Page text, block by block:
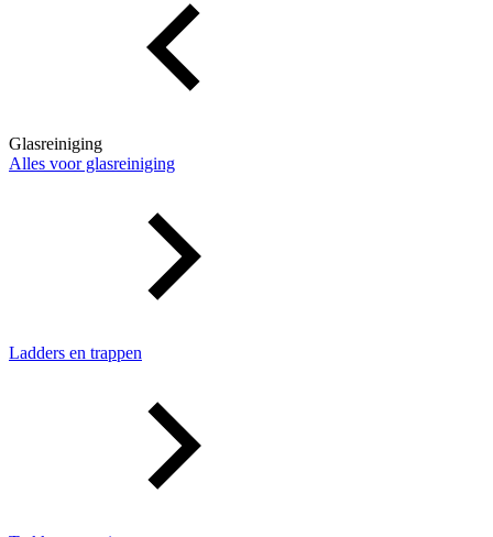
Glasreiniging
Alles voor glasreiniging
Ladders en trappen